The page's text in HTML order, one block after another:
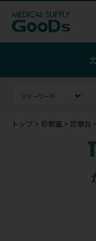
トップ 診察室 診察台